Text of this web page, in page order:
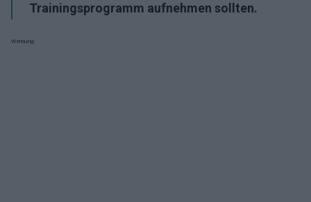
Trainingsprogramm aufnehmen sollten.
Werbung: